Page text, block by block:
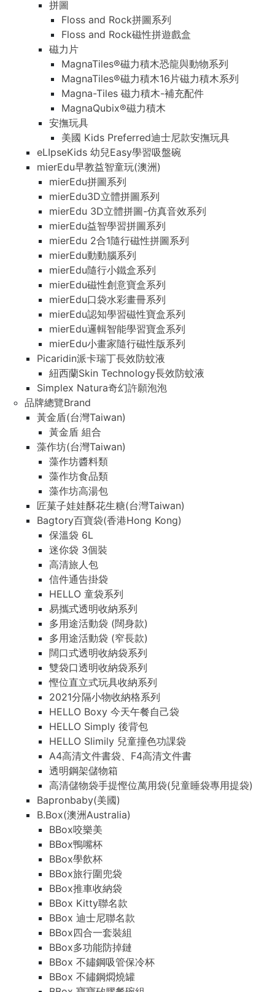
拼圖
Floss and Rock拼圖系列
Floss and Rock磁性拼遊戲盒
磁力片
MagnaTiles®磁力積木恐龍與動物系列
MagnaTiles®磁力積木16片磁力積木系列
Magna-Tiles 磁力積木-補充配件
MagnaQubix®磁力積木
安撫玩具
美國 Kids Preferred迪士尼款安撫玩具
eLIpseKids 幼兒Easy學習吸盤碗
mierEdu早教益智童玩(澳洲)
mierEdu拼圖系列
mierEdu3D立體拼圖系列
mierEdu 3D立體拼圖-仿真音效系列
mierEdu益智學習拼圖系列
mierEdu 2合1隨行磁性拼圖系列
mierEdu動動腦系列
mierEdu隨行小鐵盒系列
mierEdu磁性創意寶盒系列
mierEdu口袋水彩畫冊系列
mierEdu認知學習磁性寶盒系列
mierEdu邏輯智能學習寶盒系列
mierEdu小畫家隨行磁性版系列
Picaridin派卡瑞丁長效防蚊液
紐西蘭Skin Technology長效防蚊液
Simplex Natura奇幻許願泡泡
品牌總覽Brand
黃金盾(台灣Taiwan)
黃金盾 組合
藻作坊(台灣Taiwan)
藻作坊醬料類
藻作坊食品類
藻作坊高湯包
匠菓子娃娃酥花生糖(台灣Taiwan)
Bagtory百寶袋(香港Hong Kong)
保溫袋 6L
迷你袋 3個裝
高清旅人包
信件通告掛袋
HELLO 童袋系列
易攜式透明收納系列
多用途活動袋 (闊身款)
多用途活動袋 (窄長款)
闊口式透明收納袋系列
雙袋口透明收納袋系列
慳位直立式玩具收納系列
2021分隔小物收納格系列
HELLO Boxy 今天午餐自己袋
HELLO Simply 後背包
HELLO Slimily 兒童撞色功課袋
A4高清文件書袋、F4高清文件書
透明鋼架儲物箱
高清儲物袋手提慳位萬用袋(兒童睡袋專用提袋)
Bapronbaby(美國)
B.Box(澳洲Australia)
BBox咬樂美
BBox鴨嘴杯
BBox學飲杯
BBox旅行圍兜袋
BBox推車收納袋
BBox Kitty聯名款
BBox 迪士尼聯名款
BBox四合一套裝組
BBox多功能防掉鏈
BBox 不鏽鋼吸管保冷杯
BBox 不鏽鋼燜燒罐